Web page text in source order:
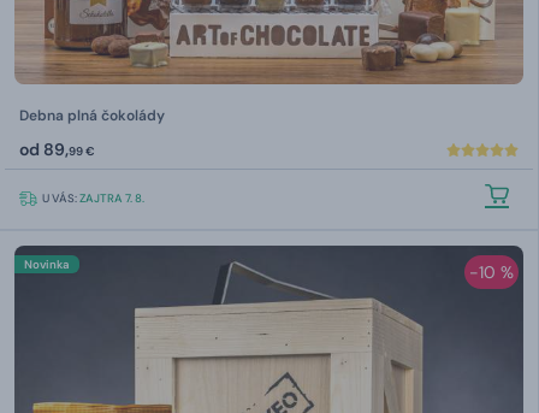
Debna plná čokolády
od 89,99 €
U VÁS:ZAJTRA 7. 8.
-10 %
Novinka